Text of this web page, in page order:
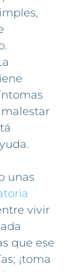
unas
vivir
que ese
¡toma